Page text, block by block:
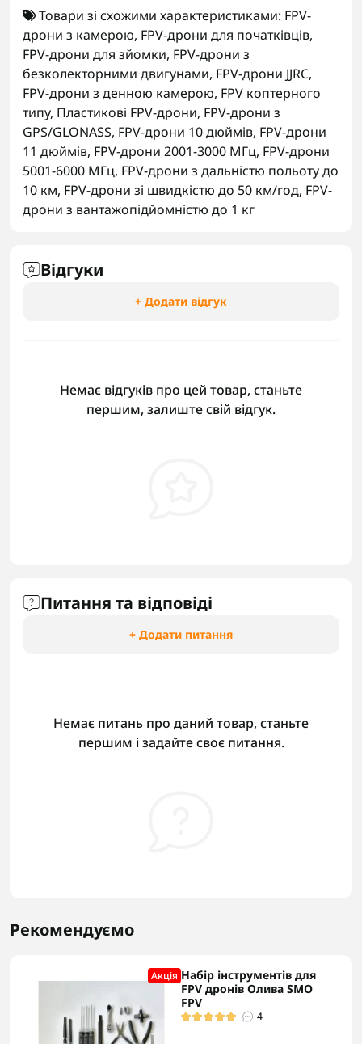
Товари зі схожими характеристиками: FPV-
дрони з камерою, FPV-дрони для початківців,
FPV-дрони для зйомки, FPV-дрони з
безколекторними двигунами, FPV-дрони JJRC,
FPV-дрони з денною камерою, FPV коптерного
типу, Пластикові FPV-дрони, FPV-дрони з
GPS/GLONASS, FPV-дрони 10 дюймів, FPV-дрони
11 дюймів, FPV-дрони 2001-3000 МГц, FPV-дрони
5001-6000 МГц, FPV-дрони з дальністю польоту до
10 км, FPV-дрони зі швидкістю до 50 км/год, FPV-
дрони з вантажопідйомністю до 1 кг
Відгуки
+ Додати відгук
Немає відгуків про цей товар, станьте
першим, залиште свій відгук.
Питання та відповіді
+ Додати питання
Немає питань про даний товар, станьте
першим і задайте своє питання.
Рекомендуємо
Акцiя Набір інструментів для
FPV дронів Олива SMO
FPV
4